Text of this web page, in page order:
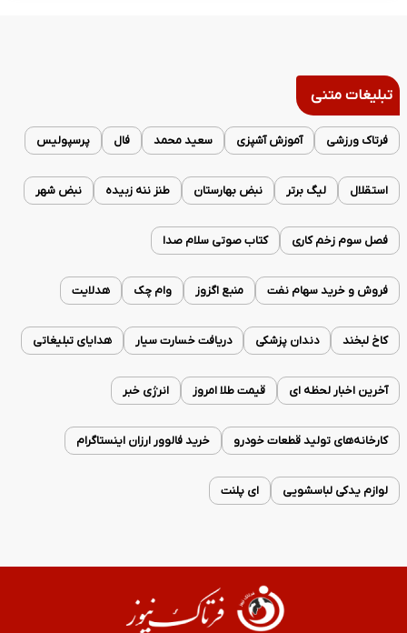
تبلیغات متنی
فرتاک ورزشی آموزش آشپزی سعید محمد فال پرسپولیس
استقلال لیگ برتر نبض بهارستان طنز ننه زبیده نبض شهر
فصل سوم زخم کاری کتاب صوتی سلام صدا
فروش و خرید سهام نفت منبع اگزوز وام چک هدلایت
کاخ لبخند دندان پزشکی دریافت خسارت سیار هدایای تبلیغاتی
آخرین اخبار لحظه ای قیمت طلا امروز انرژی خبر
کارخانه‌های تولید قطعات خودرو خرید فالوور ارزان اینستاگرام
لوازم یدکی لباسشویی ای پلنت